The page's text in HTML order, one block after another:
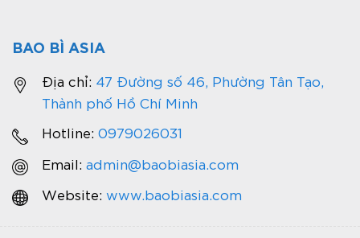
BAO BÌ ASIA
Địa chỉ: 47 Đường số 46, Phường Tân Tạo,
Thành phố Hồ Chí Minh
Hotline: 0979026031
Email: admin@baobiasia.com
Website: www.baobiasia.com